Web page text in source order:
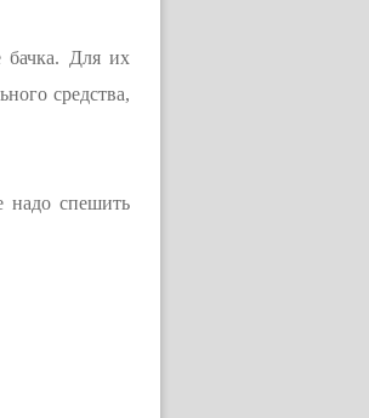
бачка. Для их
средства,
надо спешить